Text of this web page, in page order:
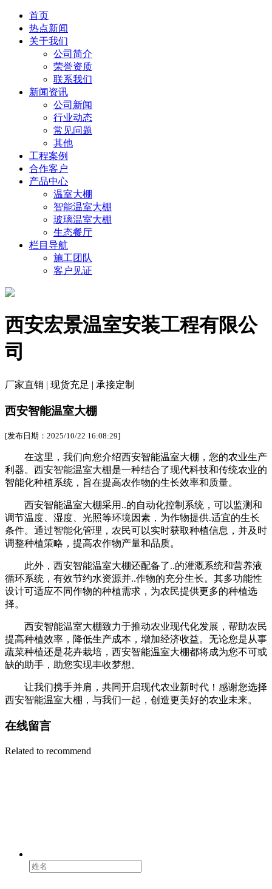
首页
热点新闻
关于我们
公司简介
荣誉资质
联系我们
新闻资讯
公司新闻
行业动态
常见问题
其他
工程案例
合作客户
产品中心
温室大棚
智能温室大棚
玻璃温室大棚
生态餐厅
栏目导航
施工团队
客户见证
西安宏景温室安装工程有限公
司
厂家直销 | 现货充足 | 承接定制
西安智能温室大棚
[发布日期：2025/10/22 16:08:29]
在这里，我们向您介绍西安智能温室大棚，您的农业生产
利器。西安智能温室大棚是一种结合了现代科技和传统农业的
智能化种植系统，旨在提高农作物的生长效率和质量。
西安智能温室大棚采用..的自动化控制系统，可以监测和
调节温度、湿度、光照等环境因素，为作物提供.适宜的生长
条件。通过智能化管理，农民可以实时获取种植信息，并及时
调整种植策略，提高农作物产量和品质。
此外，西安智能温室大棚还配备了..的灌溉系统和营养液
循环系统，有效节约水资源并..作物的充分生长。其多功能性
设计可适应不同作物的种植需求，为农民提供更多的种植选
择。
西安智能温室大棚致力于推动农业现代化发展，帮助农民
提高种植效率，降低生产成本，增加经济收益。无论您是从事
蔬菜种植还是花卉栽培，西安智能温室大棚都将成为您不可或
缺的助手，助您实现丰收梦想。
让我们携手并肩，共同开启现代农业新时代！感谢您选择
西安智能温室大棚，与我们一起，创造更美好的农业未来。
在线留言
Related to recommend